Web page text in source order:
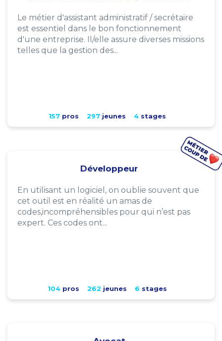
Le métier d'assistant administratif / secrétaire
est essentiel dans le bon fonctionnement
d'une entreprise. Il/elle assure diverses missions
telles que la gestion des...
157pros 297jeunes 4stages
Développeur
En utilisant un logiciel, on oublie souvent que
cet outil est en réalité un amas de
codes,incompréhensibles pour qui n’est pas
expert. Ces codes ont...
104pros 262 jeunes 6 stages